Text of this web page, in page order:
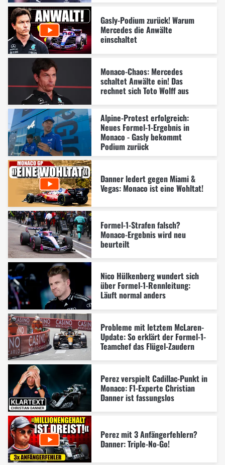
Gasly-Podium zurück! Warum
Mercedes die Anwälte
einschaltet
Monaco-Chaos: Mercedes
schaltet Anwälte ein! Das
rechnet sich Toto Wolff aus
Alpine-Protest erfolgreich:
Neues Formel-1-Ergebnis in
Monaco - Gasly bekommt
Podium zurück
Danner ledert gegen Miami &
Vegas: Monaco ist eine Wohltat!
Formel-1-Strafen falsch?
Monaco-Ergebnis wird neu
beurteilt
Nico Hülkenberg wundert sich
über Formel-1-Rennleitung:
Läuft normal anders
Probleme mit letztem McLaren-
Update: So erklärt der Formel-1-
Teamchef das Flügel-Zaudern
Perez verspielt Cadillac-Punkt in
Monaco: F1-Experte Christian
Danner ist fassungslos
Perez mit 3 Anfängerfehlern?
Danner: Triple-No-Go!